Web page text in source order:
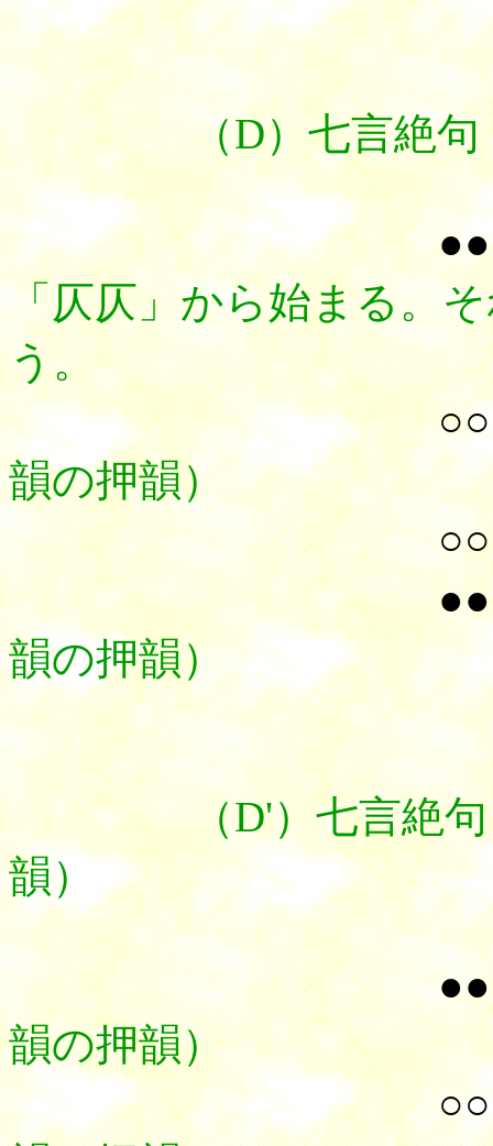
（D）七言絶句（
「仄仄」から始まる。
う。
韻の押韻）
韻の押韻）
（D'）七言絶句（
韻）
韻の押韻）